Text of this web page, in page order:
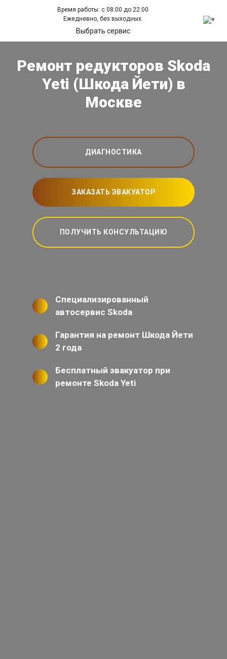
Время работы: с 08:00 до 22:00
Ежедневно, без выходных.
Выбрать сервис
Ремонт редукторов Skoda
Yeti (Шкода Йети) в
Москве
ДИАГНОСТИКА
ЗАКАЗАТЬ ЭВАКУАТОР
ПОЛУЧИТЬ КОНСУЛЬТАЦИЮ
Специализированный
автосервис Skoda
Гарантия на ремонт Шкода Йети
2 года
Бесплатный эвакуатор при
ремонте Skoda Yeti